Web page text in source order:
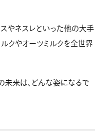
スやネスレといった他の大手
ルクやオーツミルクを全世界
来は、どんな姿になるで